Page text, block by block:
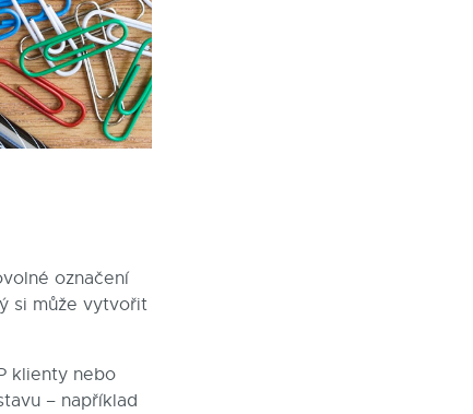
označení
si může vytvořit
klienty nebo
– například